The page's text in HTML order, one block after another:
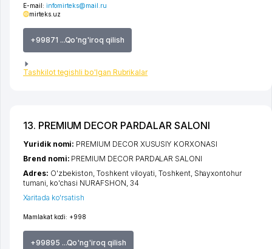
E-mail: infomirteks@mail.ru
mirteks.uz
+99871 ...Qo'ng'iroq qilish
Tashkilot tegishli bo'lgan Rubrikalar
13. PREMIUM DECOR PARDALAR SALONI
Mamlakat kodi: +998
+99895 ...Qo'ng'iroq qilish
Yuridik nomi: PREMIUM DECOR XUSUSIY KORXONASI
Brend nomi: PREMIUM DECOR PARDALAR SALONI
Adres: O'zbekiston,Toshkent viloyati ,Toshkent, Shayxontohur
tumani ko'chasi NURAFSHON , 34
Xaritada ko'rsatish